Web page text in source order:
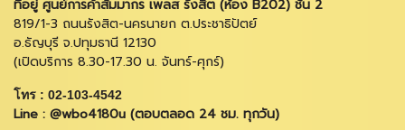
ที่อยู่ ศูนย์การค้าสัมมากร เพลส รังสิต (ห้อง B202) ชั้น 2
819/1-3 ถนนรังสิต-นครนายก ต.ประชาธิปัตย์
อ.ธัญบุรี จ.ปทุมธานี 12130
(เปิดบริการ 8.30-17.30 น. จันทร์-ศุกร์)
โทร : 02-103-4542
Line : @wbo4180u (ตอบตลอด 24 ชม. ทุกวัน)